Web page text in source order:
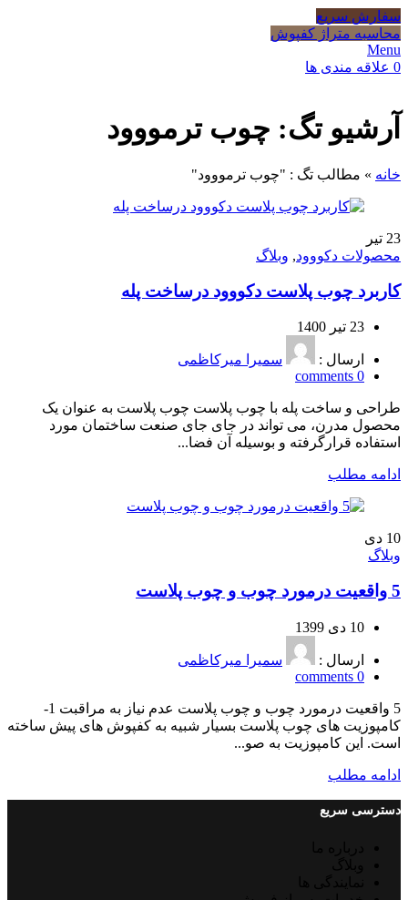
سفارش سریع
محاسبه متراژ کفپوش
Menu
0 علاقه مندی ها
آرشیو تگ: چوب ترمووود
خانه » مطالب تگ : "چوب ترمووود"
23 تیر
محصولات دکووود, وبلاگ
کاربرد چوب پلاست دکووود درساخت پله
23 تیر 1400
ارسال :
سمیرا میرکاظمی
0
comments
طراحی و ساخت پله با چوب پلاست چوب پلاست به عنوان یک
محصول مدرن، می تواند در جای جای صنعت ساختمان مورد
استفاده قرارگرفته و بوسیله آن فضا...
ادامه مطلب
10 دی
وبلاگ
5 واقعیت درمورد چوب و چوب پلاست
10 دی 1399
ارسال :
سمیرا میرکاظمی
0
comments
5 واقعیت درمورد چوب و چوب پلاست عدم نیاز به مراقبت 1-
کامپوزیت های چوب پلاست بسیار شبیه به کفپوش های پیش ساخته
است. این کامپوزیت به صو...
ادامه مطلب
دسترسی سریع